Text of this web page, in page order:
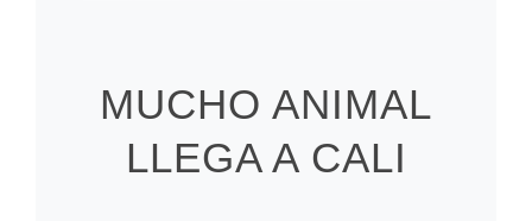
MUCHO ANIMAL
LLEGA A CALI